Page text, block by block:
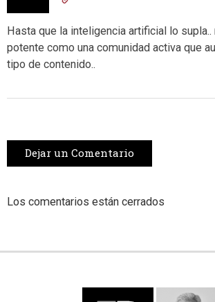
Hasta que la inteligencia artificial lo supla..
potente como una comunidad activa que
tipo de contenido..
Dejar un Comentario
Los comentarios están cerrados